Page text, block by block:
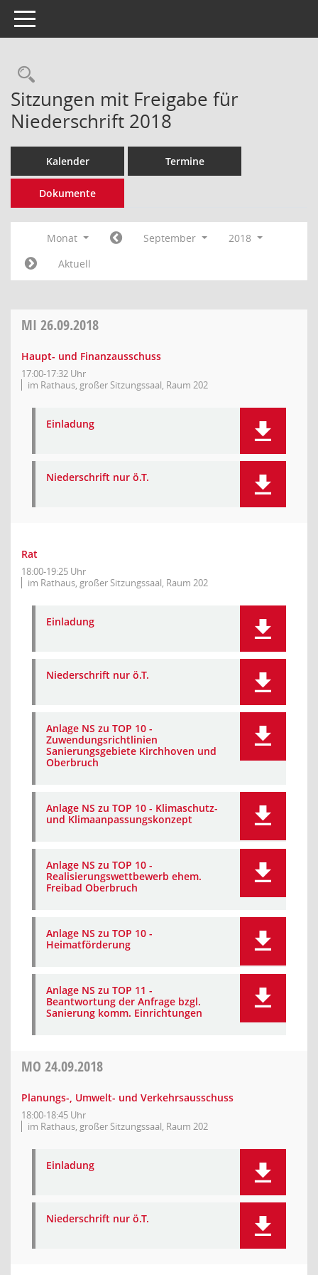
Toggle navigation
Rechercheauswahl
Sitzungen mit Freigabe für
Niederschrift 2018
Kalender Termine
Dokumente
Monat September
2018
Aktuell
MI 26.09.2018
Haupt- und Finanzausschuss
17:00-17:32 Uhr
im Rathaus, großer Sitzungssaal, Raum 202
Einladung
Niederschrift nur ö.T.
Rat
18:00-19:25 Uhr
im Rathaus, großer Sitzungssaal, Raum 202
Einladung
Niederschrift nur ö.T.
Anlage NS zu TOP 10 -
Zuwendungsrichtlinien
Sanierungsgebiete Kirchhoven und
Oberbruch
Anlage NS zu TOP 10 - Klimaschutz-
und Klimaanpassungskonzept
Anlage NS zu TOP 10 -
Realisierungswettbewerb ehem.
Freibad Oberbruch
Anlage NS zu TOP 10 -
Heimatförderung
Anlage NS zu TOP 11 -
Beantwortung der Anfrage bzgl.
Sanierung komm. Einrichtungen
MO 24.09.2018
Planungs-, Umwelt- und Verkehrsausschuss
18:00-18:45 Uhr
im Rathaus, großer Sitzungssaal, Raum 202
Einladung
Niederschrift nur ö.T.